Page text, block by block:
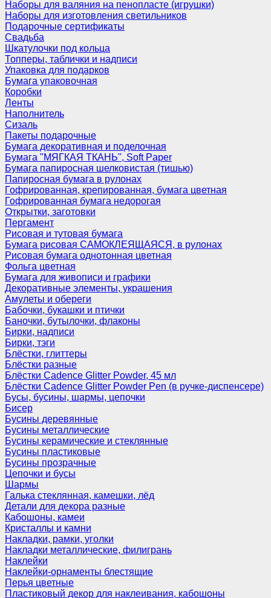
Наборы для валяния на пенопласте (игрушки)
Наборы для изготовления светильников
Подарочные сертификаты
Свадьба
Шкатулочки под кольца
Топперы, таблички и надписи
Упаковка для подарков
Бумага упаковочная
Коробки
Ленты
Наполнитель
Сизаль
Пакеты подарочные
Бумага декоративная и поделочная
Бумага "МЯГКАЯ ТКАНЬ", Soft Paper
Бумага папиросная шелковистая (тишью)
Папиросная бумага в рулонах
Гофрированная, крепированная, бумага цветная
Гофрированная бумага недорогая
Открытки, заготовки
Пергамент
Рисовая и тутовая бумага
Бумага рисовая САМОКЛЕЯЩАЯСЯ, в рулонах
Рисовая бумага однотонная цветная
Фольга цветная
Бумага для живописи и графики
Декоративные элементы, украшения
Амулеты и обереги
Бабочки, букашки и птички
Баночки, бутылочки, флаконы
Бирки, надписи
Бирки, тэги
Блёстки, глиттеры
Блёстки разные
Блёстки Cadence Glitter Powder, 45 мл
Блёстки Cadence Glitter Powder Pen (в ручке-диспенсере)
Бусы, бусины, шармы, цепочки
Бисер
Бусины деревянные
Бусины металлические
Бусины керамические и стеклянные
Бусины пластиковые
Бусины прозрачные
Цепочки и бусы
Шармы
Галька стеклянная, камешки, лёд
Детали для декора разные
Кабошоны, камеи
Кристаллы и камни
Накладки, рамки, уголки
Накладки металлические, филигрань
Наклейки
Наклейки-орнаменты блестящие
Перья цветные
Пластиковый декор для наклеивания, кабошоны